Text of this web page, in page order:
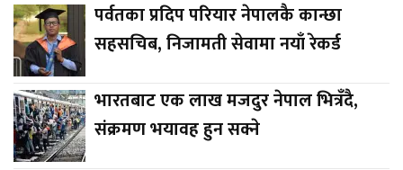
पर्वतका प्रदिप परियार नेपालकै कान्छा
सहसचिब, निजामती सेवामा नयाँ रेकर्ड
भारतबाट एक लाख मजदुर नेपाल भित्रँदै,
संक्रमण भयावह हुन सक्ने